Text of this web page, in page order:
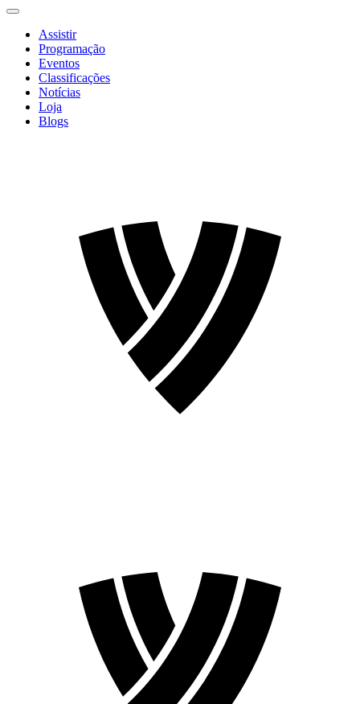
Assistir
Programação
Eventos
Classificações
Notícias
Loja
Blogs